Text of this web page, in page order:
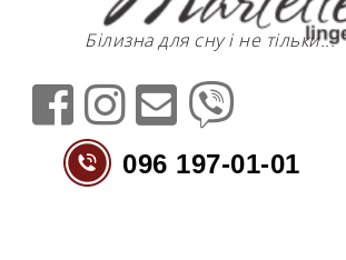
Білизна для сну і не тільки...
096 197-01-01